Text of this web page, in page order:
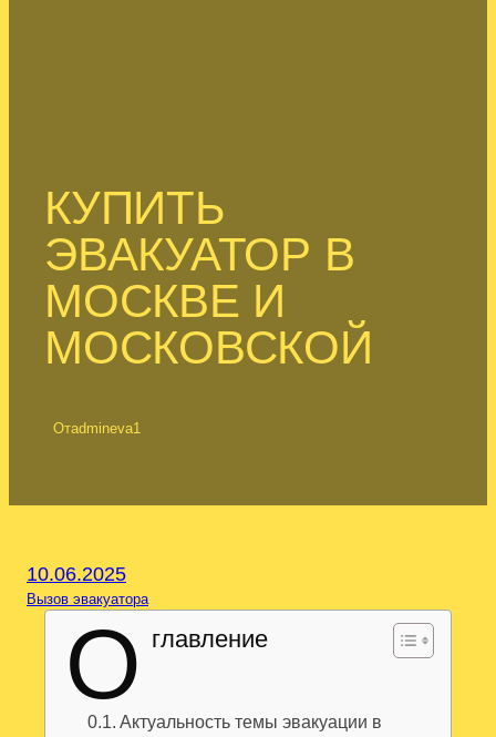
КУПИТЬ
ЭВАКУАТОР В
МОСКВЕ И
МОСКОВСКОЙ
Отadmineva1
10.06.2025
Вызов эвакуатора
О главление
Актуальность темы эвакуации в